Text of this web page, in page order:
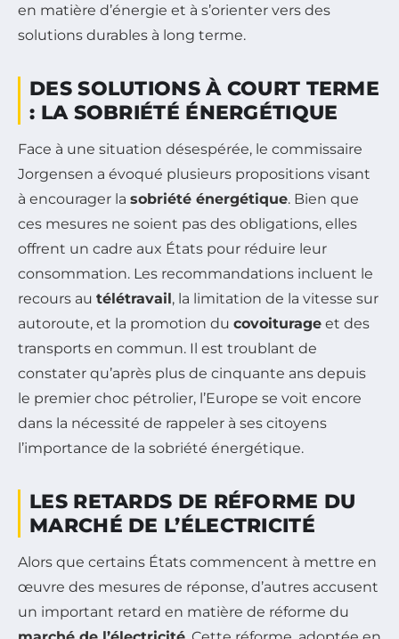
en matière d’énergie et à s’orienter vers des
solutions durables à long terme.
DES SOLUTIONS À COURT TERME
: LA SOBRIÉTÉ ÉNERGÉTIQUE
Face à une situation désespérée, le commissaire
Jorgensen a évoqué plusieurs propositions visant
à encourager la sobriété énergétique. Bien que
ces mesures ne soient pas des obligations, elles
offrent un cadre aux États pour réduire leur
consommation. Les recommandations incluent le
recours au télétravail, la limitation de la vitesse sur
autoroute, et la promotion du covoiturage et des
transports en commun. Il est troublant de
constater qu’après plus de cinquante ans depuis
le premier choc pétrolier, l’Europe se voit encore
dans la nécessité de rappeler à ses citoyens
l’importance de la sobriété énergétique.
LES RETARDS DE RÉFORME DU
MARCHÉ DE L’ÉLECTRICITÉ
Alors que certains États commencent à mettre en
œuvre des mesures de réponse, d’autres accusent
un important retard en matière de réforme du